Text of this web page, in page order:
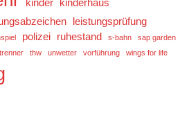
kinder kinderhaus
leistungsprüfung
polizei ruhestand s-bahn
sap garden
thw unwetter vorführung wings for life